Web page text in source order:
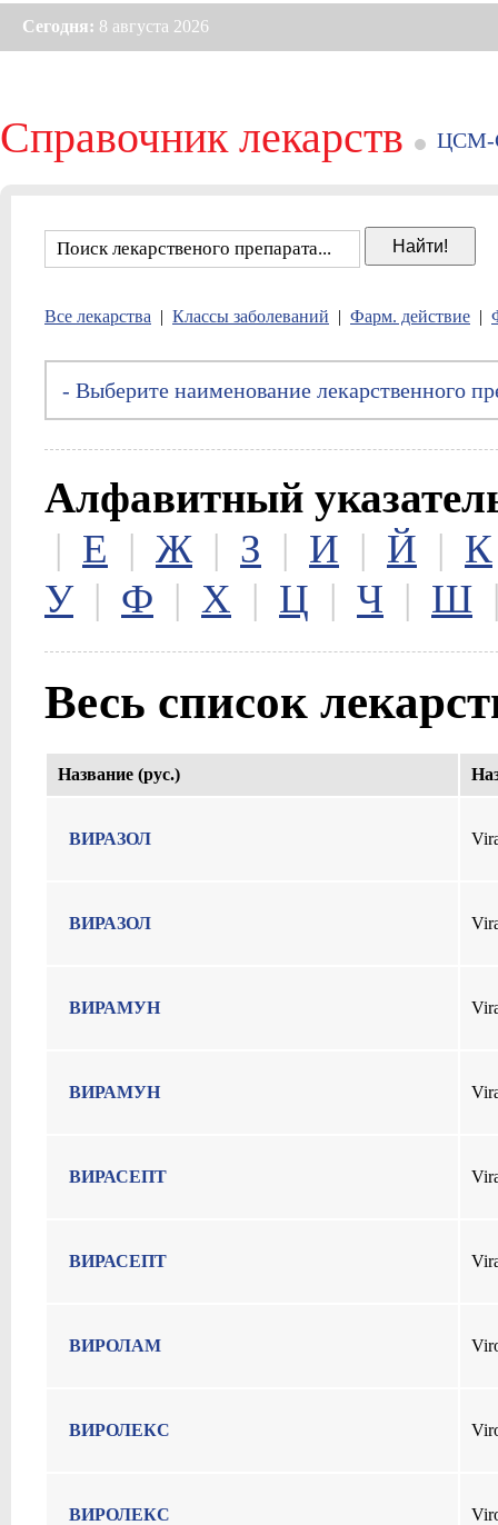
Сегодня: 8 августа 2026
Справочник лекарств ЦСМ-
Все лекарства | Классы заболеваний | Фарм. действие |
Алфавитный
| Е | Ж | З | И | Й | К
У| Ф | Х | Ц | Ч | Ш
Весь список
Название (рус.)
ВИРАЗОЛ
ВИРАЗОЛ
ВИРАМУН
ВИРАМУН
ВИРАСЕПТ
ВИРАСЕПТ
ВИРОЛАМ
ВИРОЛЕКС
ВИРОЛЕКС